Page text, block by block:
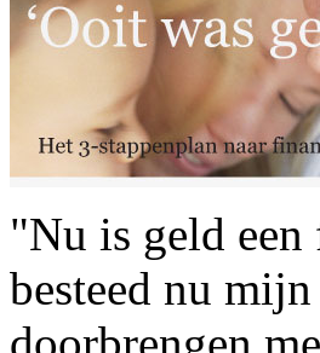
"Nu is geld
besteed nu